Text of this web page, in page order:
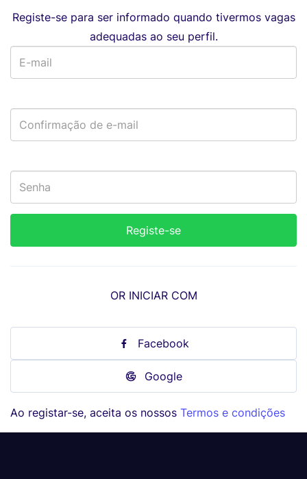
Registe-se para ser informado quando tivermos vagas
adequadas ao seu perfil.
OR INICIAR COM
Facebook
Google
Ao registar-se, aceita os nossos Termos e condições